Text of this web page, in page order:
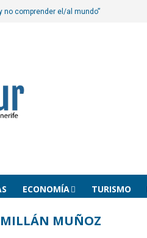
no comprender el/al mundo”
ECONOMÍA TURISMO
MILLÁN MUÑOZ